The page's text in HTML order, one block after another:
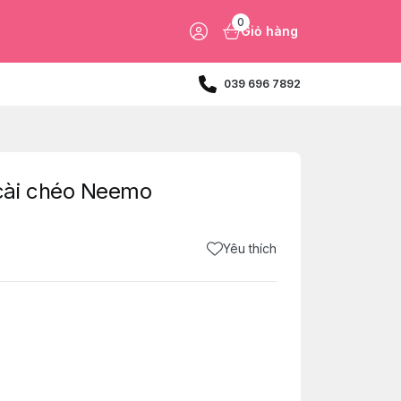
0
Giỏ hàng
039 696 7892
chéo Neemo
Yêu thích